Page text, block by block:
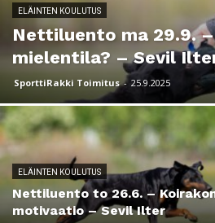
ELÄINTEN KOULUTUS
Nettiluento ma 29.9.
mielentila? – Sevil
SporttiRakki Toimitus - 25.9.2025
ELÄINTEN KOULUTUS
Nettiluento to 26.6. –
motivaatio – Sevil Ilter